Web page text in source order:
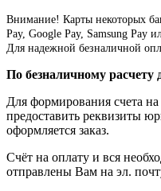
Внимание! Карты некоторых
Pay, Google Pay, Samsung Pay
Для надежной безналичной
По безналичному
Для формирования счета
предоставить реквизиты
оформляется заказ.
Счёт на оплату и вся
отправлены Вам на эл.